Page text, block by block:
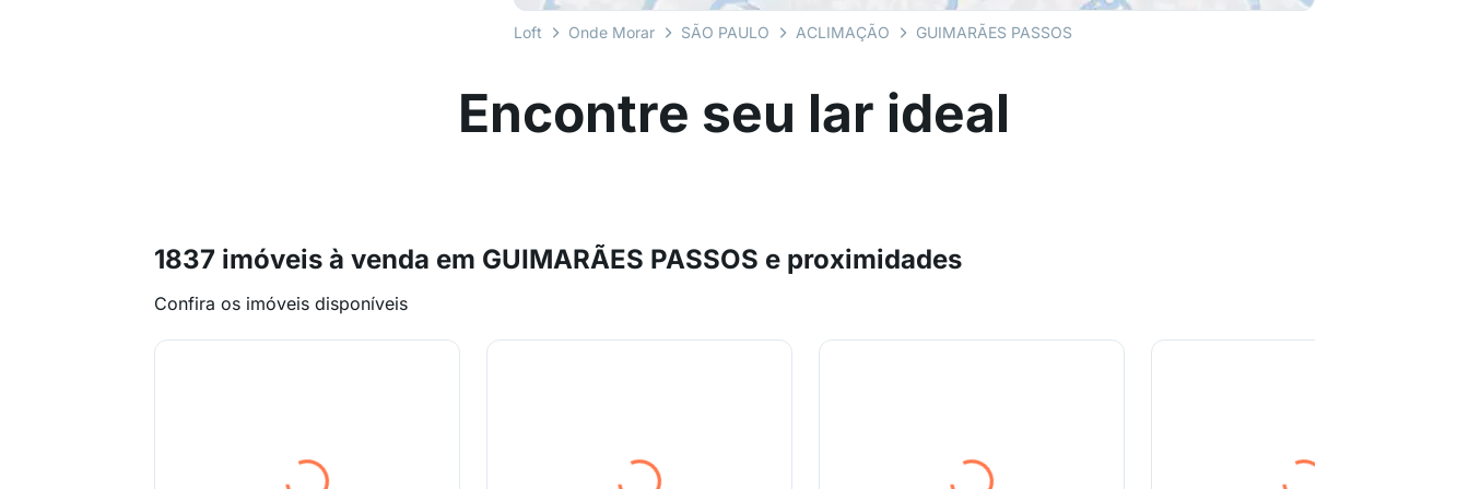
Loft Onde Morar SÃO PAULO ACLIMAÇÃO GUIMARÃES PASSOS
Encontre seu lar ideal
1837 imóveis à venda em GUIMARÃES PASSOS e proximidades
Confira os imóveis disponíveis